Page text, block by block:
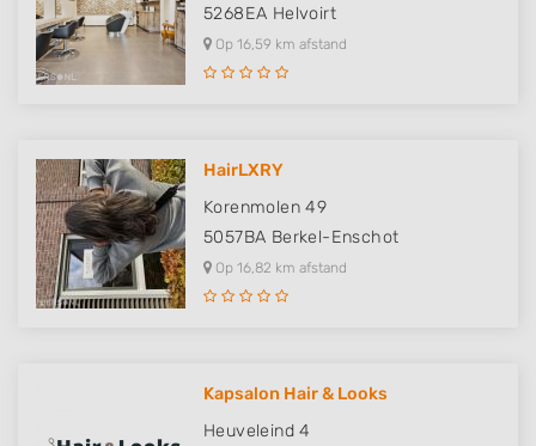
5268EA Helvoirt
Op 16,59 km afstand
HairLXRY
Korenmolen 49
5057BA Berkel-Enschot
Op 16,82 km afstand
Kapsalon Hair & Looks
Heuveleind 4